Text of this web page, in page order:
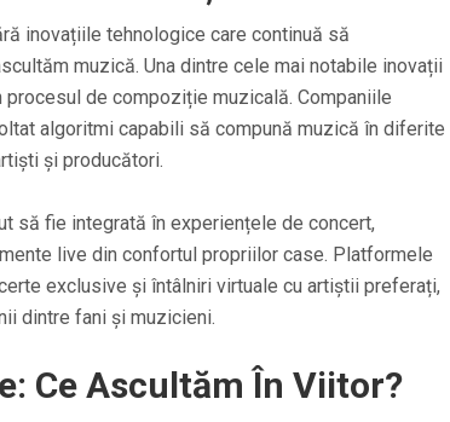
inovațiile tehnologice care continuă să
muzică. Una dintre cele mai notabile inovații
de compoziție muzicală. Companiile
algoritmi capabili să compună muzică în diferite
și producători.
să fie integrată în experiențele de concert,
live din confortul propriilor case. Platformele
exclusive și întâlniri virtuale cu artiștii preferați,
dintre fani și muzicieni.
Ce Ascultăm În Viitor?